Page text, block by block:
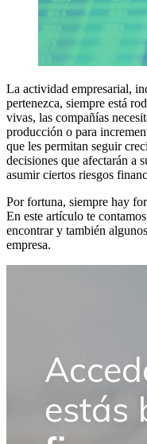
La actividad empresarial,
pertenezca, siempre está
vivas, las compañías
producción o para
que les permitan seguir
decisiones que afectarán a
asumir ciertos riesgos
Por fortuna, siempre hay
En este artículo te
encontrar y también
empresa.